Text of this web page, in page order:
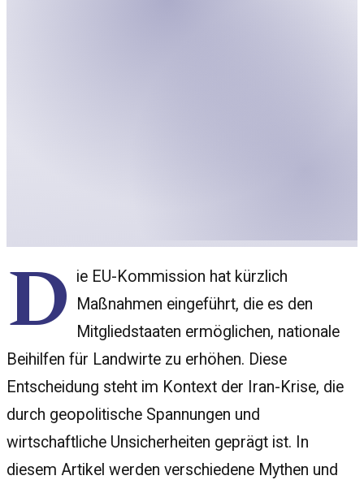
D ie EU-Kommission hat kürzlich
Maßnahmen eingeführt, die es den
Mitgliedstaaten ermöglichen, nationale
Beihilfen für Landwirte zu erhöhen. Diese
Entscheidung steht im Kontext der Iran-Krise, die
durch geopolitische Spannungen und
wirtschaftliche Unsicherheiten geprägt ist. In
diesem Artikel werden verschiedene Mythen und